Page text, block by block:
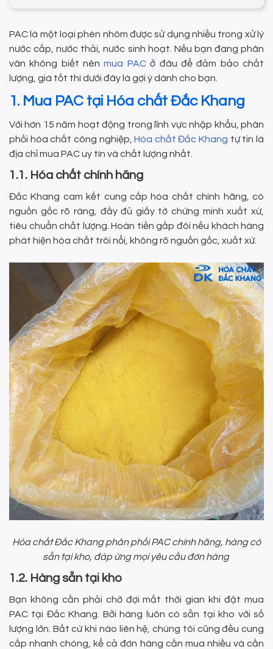
PAC là một loại phèn nhôm được sử dụng nhiều trong xử lý
nước cấp, nước thải, nước sinh hoạt. Nếu bạn đang phân
vân không biết nênmua PACở đâu để đảm bảo chất
lượng, giá tốt thì dưới đây là gợi ý dành cho bạn.
1. Mua PAC tại Hóa chất Đắc Khang
Với hơn 15 năm hoạt động trong lĩnh vực nhập khẩu, phân
phối hóa chất công nghiệp,Hóa chất Đắc Khang tự tin là
địa chỉ mua PAC uy tín và chất lượng nhất.
1.1. Hóa chất chính hãng
Đắc Khang cam kết cung cấp hóa chất chính hãng, có
nguồn gốc rõ ràng, đầy đủ giấy tờ chứng minh xuất xứ,
tiêu chuẩn chất lượng. Hoàn tiền gấp đôi nếu khách hàng
phát hiện hóa chất trôi nổi, không rõ nguồn gốc, xuất xứ.
Hóa chất Đắc Khang phân phối PAC chính hãng, hàng có
sẵn tại kho, đáp ứng mọi yêu cầu đơn hàng
1.2. Hàng sẵn tại kho
Bạn không cần phải chờ đợi mất thời gian khi đặt mua
PAC tại Đắc Khang. Bởi hàng luôn có sẵn tại kho với số
lượng lớn. Bất cứ khi nào liên hệ, chúng tôi cũng đều cung
cấp nhanh chóng, kể cả đơn hàng cần mua nhiều và cần